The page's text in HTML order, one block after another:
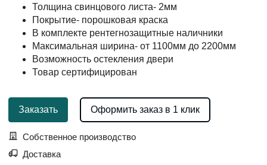
Толщина свинцового листа- 2мм
Покрытие- порошковая краска
В комплекте рентегнозащитные наличники
Максимальная ширина- от 1100мм до 2200мм
Возможность остекления двери
Товар сертифицирован
Заказать Оформить заказ в 1 клик
Собственное производство
Доставка